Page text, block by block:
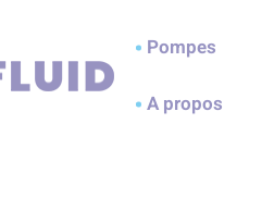
Pompes
A propos